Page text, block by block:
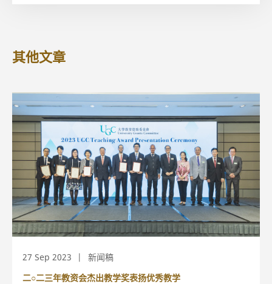
其他文章
27 Sep 2023 新闻稿
二○二三年教资会杰出教学奖表扬优秀教学